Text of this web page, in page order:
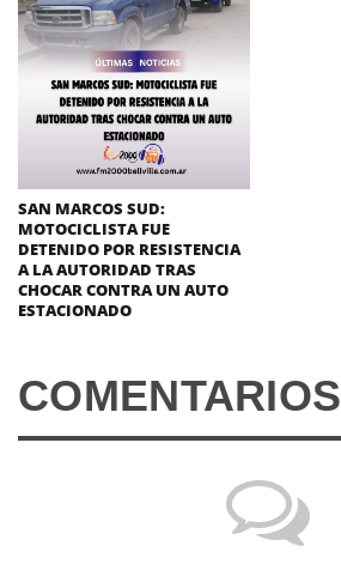
SAN MARCOS SUD:
MOTOCICLISTA FUE
DETENIDO POR RESISTENCIA
A LA AUTORIDAD TRAS
CHOCAR CONTRA UN AUTO
ESTACIONADO
COMENTARIOS